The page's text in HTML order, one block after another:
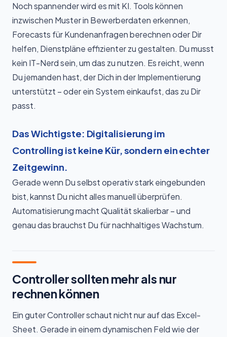
Noch spannender wird es mit KI. Tools können
inzwischen Muster in Bewerberdaten erkennen,
Forecasts für Kundenanfragen berechnen oder Dir
helfen, Dienstpläne effizienter zu gestalten. Du musst
kein IT-Nerd sein, um das zu nutzen. Es reicht, wenn
Du jemanden hast, der Dich in der Implementierung
unterstützt – oder ein System einkaufst, das zu Dir
passt.
Das Wichtigste: Digitalisierung im
Controlling ist keine Kür, sondern ein echter
Zeitgewinn.
Gerade wenn Du selbst operativ stark eingebunden
bist, kannst Du nicht alles manuell überprüfen.
Automatisierung macht Qualität skalierbar – und
genau das brauchst Du für nachhaltiges Wachstum.
Controller sollten mehr als nur
rechnen können
Ein guter Controller schaut nicht nur auf das Excel-
Sheet. Gerade in einem dynamischen Feld wie der